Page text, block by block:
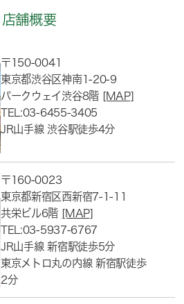
店舗概要
〒150-0041
東京都渋谷区神南1-20-9
パークウェイ渋谷8階 [MAP]
TEL:03-6455-3405
JR山手線 渋谷駅徒歩4分
〒160-0023
東京都新宿区西新宿7-1-11
共栄ビル6階 [MAP]
TEL:03-5937-6767
JR山手線 新宿駅徒歩5分
東京メトロ丸の内線 新宿駅徒歩
2分